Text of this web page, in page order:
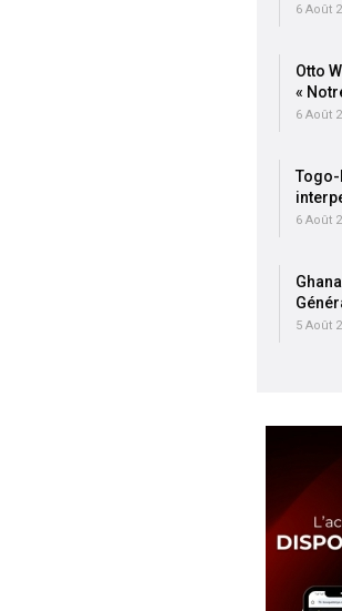
6 Août
Otto
«
6 Août
Togo-
6 Août
5 Août